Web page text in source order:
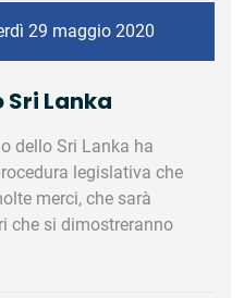
29 maggio 2020
Lanka‎
dello Sri Lanka ha
legislativa che
merci, che sarà
che si dimostreranno